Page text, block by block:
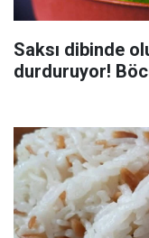
Saksı dibinde
durduruyor!